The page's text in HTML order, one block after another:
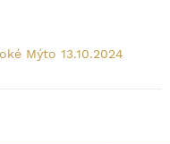
Mýto 13.10.2024